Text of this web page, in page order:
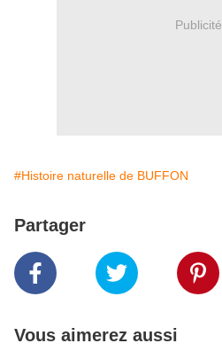
Publicité
#Histoire naturelle de BUFFON
Partager
Vous aimerez aussi